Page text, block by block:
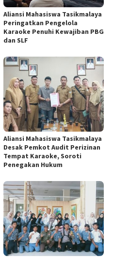
Aliansi Mahasiswa Tasikmalaya
Peringatkan Pengelola
Karaoke Penuhi Kewajiban PBG
dan SLF
Aliansi Mahasiswa Tasikmalaya
Desak Pemkot Audit Perizinan
Tempat Karaoke, Soroti
Penegakan Hukum